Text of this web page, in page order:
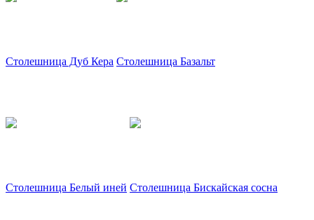
Столешница Дуб Кера Столешница Базальт
Столешница Белый иней Столешница Бискайская сосна